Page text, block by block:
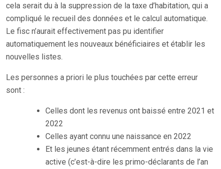
cela serait du à la suppression de la taxe d’habitation, qui a
compliqué le recueil des données et le calcul automatique.
Le fisc n’aurait effectivement pas pu identifier
automatiquement les nouveaux bénéficiaires et établir les
nouvelles listes.
Les personnes a priori le plus touchées par cette erreur
sont :
Celles dont les revenus ont baissé entre 2021 et
2022
Celles ayant connu une naissance en 2022
Et les jeunes étant récemment entrés dans la vie
active (c’est-à-dire les primo-déclarants de l’an